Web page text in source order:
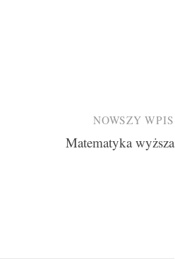
NOWSZY WPIS
Matematyka wyższa